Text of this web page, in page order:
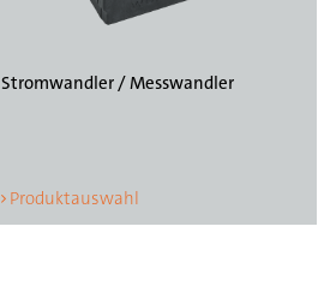
Stromwandler / Messwandler
Produktauswahl